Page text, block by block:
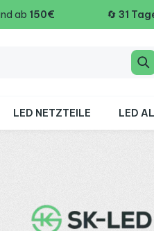
ab 150€ 🔄 31
LED NETZTEILE LED